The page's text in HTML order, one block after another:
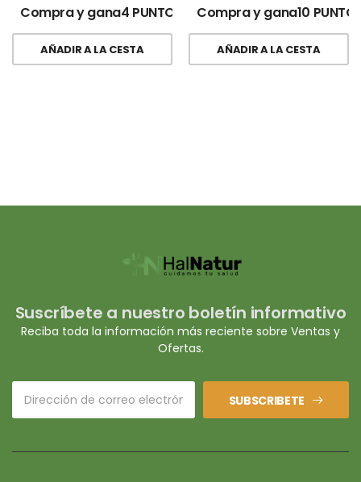
Compra y gana4 PUNTOS!
AÑADIR A LA CESTA
Compra y gana10
AÑADIR A LA CESTA
Suscríbete a nuestro boletín informativo
Reciba toda la información más reciente sobre Ventas y
Ofertas.
SUBSCRIBETE